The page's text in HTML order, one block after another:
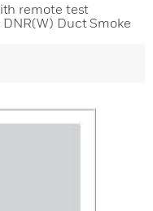
remote test
Duct Smoke